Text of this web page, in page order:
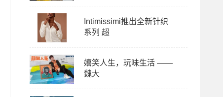
Intimissimi推出全新针织
系列 超
嬉笑人生，玩味生活 ——
魏大